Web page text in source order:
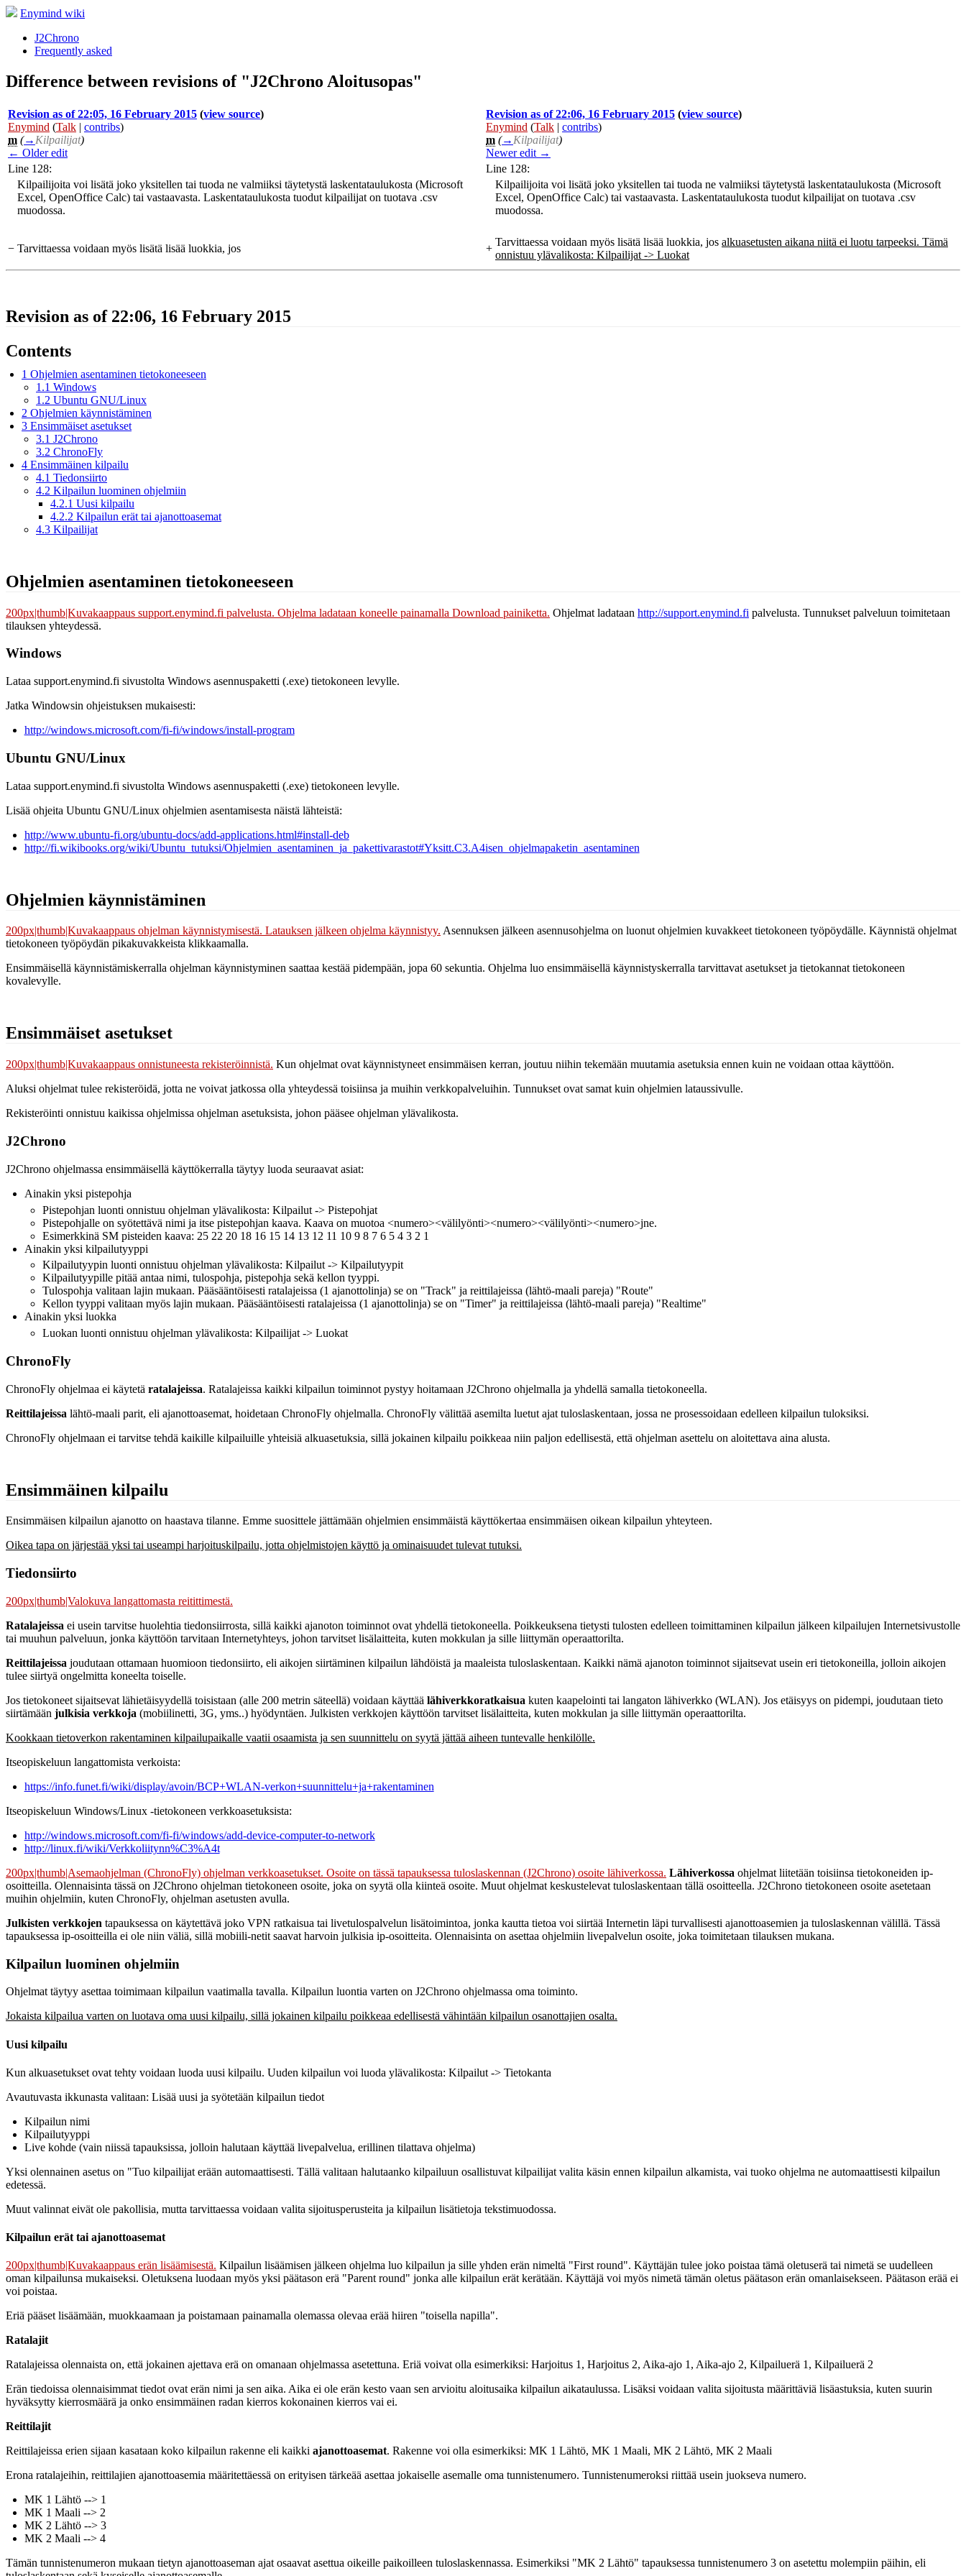
Enymind wiki
J2Chrono
Frequently asked
Difference between revisions of "J2Chrono Aloitusopas"
Revision as of 22:05, 16 February 2015 (view source)
Enymind (Talk | contribs)
m (→ Kilpailijat)
← Older edit
Revision as of 22:06, 16 February 2015 (view source)
Enymind (Talk | contribs)
m (→ Kilpailijat)
Newer edit →
Line 128:
Line 128:
Kilpailijoita voi lisätä joko yksitellen tai tuoda ne valmiiksi täytetystä laskentataulukosta (Microsoft
Excel, OpenOffice Calc) tai vastaavasta. Laskentataulukosta tuodut kilpailijat on tuotava .csv
muodossa.
Kilpailijoita voi lisätä joko yksitellen tai tuoda ne valmiiksi täytetystä laskentataulukosta (Microsoft
Excel, OpenOffice Calc) tai vastaavasta. Laskentataulukosta tuodut kilpailijat on tuotava .csv
muodossa.
− Tarvittaessa voidaan myös lisätä lisää luokkia, jos +
Tarvittaessa voidaan myös lisätä lisää luokkia, jos alkuasetusten aikana niitä ei luotu tarpeeksi. Tämä
onnistuu ylävalikosta: Kilpailijat -> Luokat
Revision as of 22:06, 16 February 2015
Contents
1 Ohjelmien asentaminen tietokoneeseen
1.1 Windows
1.2 Ubuntu GNU/Linux
2 Ohjelmien käynnistäminen
3 Ensimmäiset asetukset
3.1 J2Chrono
3.2 ChronoFly
4 Ensimmäinen kilpailu
4.1 Tiedonsiirto
4.2 Kilpailun luominen ohjelmiin
4.2.1 Uusi kilpailu
4.2.2 Kilpailun erät tai ajanottoasemat
4.3 Kilpailijat
Ohjelmien asentaminen tietokoneeseen
200px|thumb|Kuvakaappaus support.enymind.fi palvelusta. Ohjelma ladataan koneelle painamalla Download painiketta. Ohjelmat ladataan http://support.enymind.fi palvelusta. Tunnukset palveluun toimitetaan
tilauksen yhteydessä.
Windows
Lataa support.enymind.fi sivustolta Windows asennuspaketti (.exe) tietokoneen levylle.
Jatka Windowsin ohjeistuksen mukaisesti:
http://windows.microsoft.com/fi-fi/windows/install-program
Ubuntu GNU/Linux
Lataa support.enymind.fi sivustolta Windows asennuspaketti (.exe) tietokoneen levylle.
Lisää ohjeita Ubuntu GNU/Linux ohjelmien asentamisesta näistä lähteistä:
http://www.ubuntu-fi.org/ubuntu-docs/add-applications.html#install-deb
http://fi.wikibooks.org/wiki/Ubuntu_tutuksi/Ohjelmien_asentaminen_ja_pakettivarastot#Yksitt.C3.A4isen_ohjelmapaketin_asentaminen
Ohjelmien käynnistäminen
200px|thumb|Kuvakaappaus ohjelman käynnistymisestä. Latauksen jälkeen ohjelma käynnistyy. Asennuksen jälkeen asennusohjelma on luonut ohjelmien kuvakkeet tietokoneen työpöydälle. Käynnistä ohjelmat
tietokoneen työpöydän pikakuvakkeista klikkaamalla.
Ensimmäisellä käynnistämiskerralla ohjelman käynnistyminen saattaa kestää pidempään, jopa 60 sekuntia. Ohjelma luo ensimmäisellä käynnistyskerralla tarvittavat asetukset ja tietokannat tietokoneen
kovalevylle.
Ensimmäiset asetukset
200px|thumb|Kuvakaappaus onnistuneesta rekisteröinnistä. Kun ohjelmat ovat käynnistyneet ensimmäisen kerran, joutuu niihin tekemään muutamia asetuksia ennen kuin ne voidaan ottaa käyttöön.
Aluksi ohjelmat tulee rekisteröidä, jotta ne voivat jatkossa olla yhteydessä toisiinsa ja muihin verkkopalveluihin. Tunnukset ovat samat kuin ohjelmien lataussivulle.
Rekisteröinti onnistuu kaikissa ohjelmissa ohjelman asetuksista, johon pääsee ohjelman ylävalikosta.
J2Chrono
J2Chrono ohjelmassa ensimmäisellä käyttökerralla täytyy luoda seuraavat asiat:
Ainakin yksi pistepohja
Pistepohjan luonti onnistuu ohjelman ylävalikosta: Kilpailut -> Pistepohjat
Pistepohjalle on syötettävä nimi ja itse pistepohjan kaava. Kaava on muotoa <numero><välilyönti><numero><välilyönti><numero>jne.
Esimerkkinä SM pisteiden kaava: 25 22 20 18 16 15 14 13 12 11 10 9 8 7 6 5 4 3 2 1
Ainakin yksi kilpailutyyppi
Kilpailutyypin luonti onnistuu ohjelman ylävalikosta: Kilpailut -> Kilpailutyypit
Kilpailutyypille pitää antaa nimi, tulospohja, pistepohja sekä kellon tyyppi.
Tulospohja valitaan lajin mukaan. Pääsääntöisesti ratalajeissa (1 ajanottolinja) se on "Track" ja reittilajeissa (lähtö-maali pareja) "Route"
Kellon tyyppi valitaan myös lajin mukaan. Pääsääntöisesti ratalajeissa (1 ajanottolinja) se on "Timer" ja reittilajeissa (lähtö-maali pareja) "Realtime"
Ainakin yksi luokka
Luokan luonti onnistuu ohjelman ylävalikosta: Kilpailijat -> Luokat
ChronoFly
ChronoFly ohjelmaa ei käytetä ratalajeissa. Ratalajeissa kaikki kilpailun toiminnot pystyy hoitamaan J2Chrono ohjelmalla ja yhdellä samalla tietokoneella.
Reittilajeissa lähtö-maali parit, eli ajanottoasemat, hoidetaan ChronoFly ohjelmalla. ChronoFly välittää asemilta luetut ajat tuloslaskentaan, jossa ne prosessoidaan edelleen kilpailun tuloksiksi.
ChronoFly ohjelmaan ei tarvitse tehdä kaikille kilpailuille yhteisiä alkuasetuksia, sillä jokainen kilpailu poikkeaa niin paljon edellisestä, että ohjelman asettelu on aloitettava aina alusta.
Ensimmäinen kilpailu
Ensimmäisen kilpailun ajanotto on haastava tilanne. Emme suosittele jättämään ohjelmien ensimmäistä käyttökertaa ensimmäisen oikean kilpailun yhteyteen.
Oikea tapa on järjestää yksi tai useampi harjoituskilpailu, jotta ohjelmistojen käyttö ja ominaisuudet tulevat tutuksi.
Tiedonsiirto
200px|thumb|Valokuva langattomasta reitittimestä.
Ratalajeissa ei usein tarvitse huolehtia tiedonsiirrosta, sillä kaikki ajanoton toiminnot ovat yhdellä tietokoneella. Poikkeuksena tietysti tulosten edelleen toimittaminen kilpailun jälkeen kilpailujen Internetsivustolle
tai muuhun palveluun, jonka käyttöön tarvitaan Internetyhteys, johon tarvitset lisälaitteita, kuten mokkulan ja sille liittymän operaattorilta.
Reittilajeissa joudutaan ottamaan huomioon tiedonsiirto, eli aikojen siirtäminen kilpailun lähdöistä ja maaleista tuloslaskentaan. Kaikki nämä ajanoton toiminnot sijaitsevat usein eri tietokoneilla, jolloin aikojen
tulee siirtyä ongelmitta koneelta toiselle.
Jos tietokoneet sijaitsevat lähietäisyydellä toisistaan (alle 200 metrin säteellä) voidaan käyttää lähiverkkoratkaisua kuten kaapelointi tai langaton lähiverkko (WLAN). Jos etäisyys on pidempi, joudutaan tieto
siirtämään julkisia verkkoja (mobiilinetti, 3G, yms..) hyödyntäen. Julkisten verkkojen käyttöön tarvitset lisälaitteita, kuten mokkulan ja sille liittymän operaattorilta.
Kookkaan tietoverkon rakentaminen kilpailupaikalle vaatii osaamista ja sen suunnittelu on syytä jättää aiheen tuntevalle henkilölle.
Itseopiskeluun langattomista verkoista:
https://info.funet.fi/wiki/display/avoin/BCP+WLAN-verkon+suunnittelu+ja+rakentaminen
Itseopiskeluun Windows/Linux -tietokoneen verkkoasetuksista:
http://windows.microsoft.com/fi-fi/windows/add-device-computer-to-network
http://linux.fi/wiki/Verkkoliitynn%C3%A4t
200px|thumb|Asemaohjelman (ChronoFly) ohjelman verkkoasetukset. Osoite on tässä tapauksessa tuloslaskennan (J2Chrono) osoite lähiverkossa. Lähiverkossa ohjelmat liitetään toisiinsa tietokoneiden ip-
osoitteilla. Olennaisinta tässä on J2Chrono ohjelman tietokoneen osoite, joka on syytä olla kiinteä osoite. Muut ohjelmat keskustelevat tuloslaskentaan tällä osoitteella. J2Chrono tietokoneen osoite asetetaan
muihin ohjelmiin, kuten ChronoFly, ohjelman asetusten avulla.
Julkisten verkkojen tapauksessa on käytettävä joko VPN ratkaisua tai livetulospalvelun lisätoimintoa, jonka kautta tietoa voi siirtää Internetin läpi turvallisesti ajanottoasemien ja tuloslaskennan välillä. Tässä
tapauksessa ip-osoitteilla ei ole niin väliä, sillä mobiili-netit saavat harvoin julkisia ip-osoitteita. Olennaisinta on asettaa ohjelmiin livepalvelun osoite, joka toimitetaan tilauksen mukana.
Kilpailun luominen ohjelmiin
Ohjelmat täytyy asettaa toimimaan kilpailun vaatimalla tavalla. Kilpailun luontia varten on J2Chrono ohjelmassa oma toiminto.
Jokaista kilpailua varten on luotava oma uusi kilpailu, sillä jokainen kilpailu poikkeaa edellisestä vähintään kilpailun osanottajien osalta.
Uusi kilpailu
Kun alkuasetukset ovat tehty voidaan luoda uusi kilpailu. Uuden kilpailun voi luoda ylävalikosta: Kilpailut -> Tietokanta
Avautuvasta ikkunasta valitaan: Lisää uusi ja syötetään kilpailun tiedot
Kilpailun nimi
Kilpailutyyppi
Live kohde (vain niissä tapauksissa, jolloin halutaan käyttää livepalvelua, erillinen tilattava ohjelma)
Yksi olennainen asetus on "Tuo kilpailijat erään automaattisesti. Tällä valitaan halutaanko kilpailuun osallistuvat kilpailijat valita käsin ennen kilpailun alkamista, vai tuoko ohjelma ne automaattisesti kilpailun
edetessä.
Muut valinnat eivät ole pakollisia, mutta tarvittaessa voidaan valita sijoitusperusteita ja kilpailun lisätietoja tekstimuodossa.
Kilpailun erät tai ajanottoasemat
200px|thumb|Kuvakaappaus erän lisäämisestä. Kilpailun lisäämisen jälkeen ohjelma luo kilpailun ja sille yhden erän nimeltä "First round". Käyttäjän tulee joko poistaa tämä oletuserä tai nimetä se uudelleen
oman kilpailunsa mukaiseksi. Oletuksena luodaan myös yksi päätason erä "Parent round" jonka alle kilpailun erät kerätään. Käyttäjä voi myös nimetä tämän oletus päätason erän omanlaisekseen. Päätason erää ei
voi poistaa.
Eriä pääset lisäämään, muokkaamaan ja poistamaan painamalla olemassa olevaa erää hiiren "toisella napilla".
Ratalajit
Ratalajeissa olennaista on, että jokainen ajettava erä on omanaan ohjelmassa asetettuna. Eriä voivat olla esimerkiksi: Harjoitus 1, Harjoitus 2, Aika-ajo 1, Aika-ajo 2, Kilpailuerä 1, Kilpailuerä 2
Erän tiedoissa olennaisimmat tiedot ovat erän nimi ja sen aika. Aika ei ole erän kesto vaan sen arvioitu aloitusaika kilpailun aikataulussa. Lisäksi voidaan valita sijoitusta määrittäviä lisäastuksia, kuten suurin
hyväksytty kierrosmäärä ja onko ensimmäinen radan kierros kokonainen kierros vai ei.
Reittilajit
Reittilajeissa erien sijaan kasataan koko kilpailun rakenne eli kaikki ajanottoasemat. Rakenne voi olla esimerkiksi: MK 1 Lähtö, MK 1 Maali, MK 2 Lähtö, MK 2 Maali
Erona ratalajeihin, reittilajien ajanottoasemia määritettäessä on erityisen tärkeää asettaa jokaiselle asemalle oma tunnistenumero. Tunnistenumeroksi riittää usein juokseva numero.
MK 1 Lähtö --> 1
MK 1 Maali --> 2
MK 2 Lähtö --> 3
MK 2 Maali --> 4
Tämän tunnistenumeron mukaan tietyn ajanottoaseman ajat osaavat asettua oikeille paikoilleen tuloslaskennassa. Esimerkiksi "MK 2 Lähtö" tapauksessa tunnistenumero 3 on asetettu molempiin päihin, eli